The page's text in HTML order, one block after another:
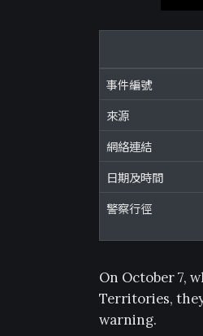
事件編號
來源
網絡連結
日期及時間
警察行徑
On October 7,
Territories,
warning.